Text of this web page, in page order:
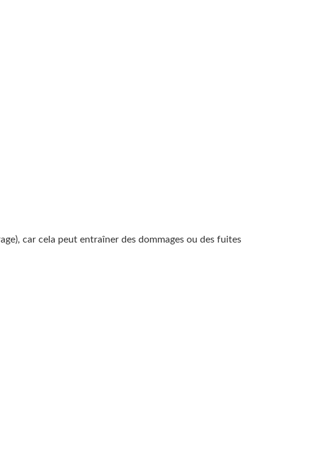
car cela peut entraîner des dommages ou des fuites